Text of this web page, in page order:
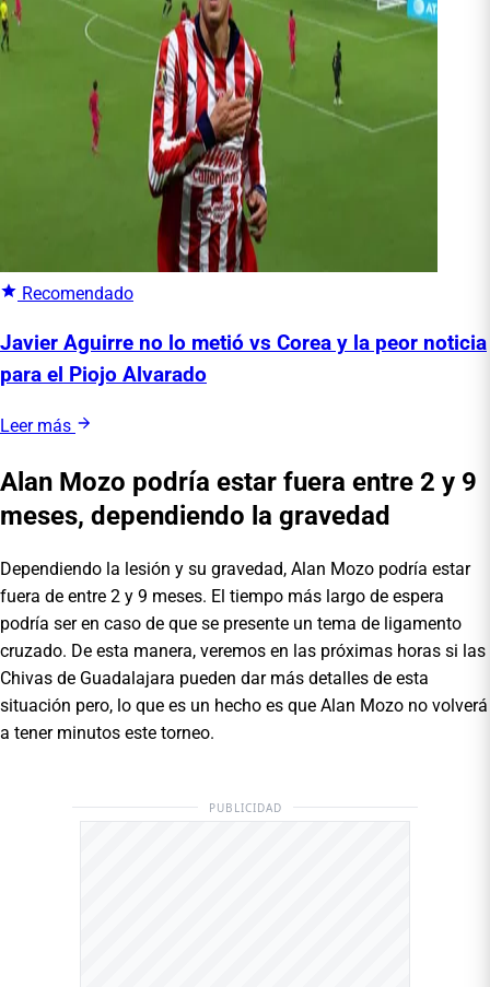
Recomendado
Javier Aguirre no lo metió vs Corea y la peor noticia
para el Piojo Alvarado
Leer más
Alan Mozo podría estar fuera entre 2 y 9
meses, dependiendo la gravedad
Dependiendo la lesión y su gravedad, Alan Mozo podría estar
fuera de entre 2 y 9 meses. El tiempo más largo de espera
podría ser en caso de que se presente un tema de ligamento
cruzado. De esta manera, veremos en las próximas horas si las
Chivas de Guadalajara pueden dar más detalles de esta
situación pero, lo que es un hecho es que Alan Mozo no volverá
a tener minutos este torneo.
PUBLICIDAD